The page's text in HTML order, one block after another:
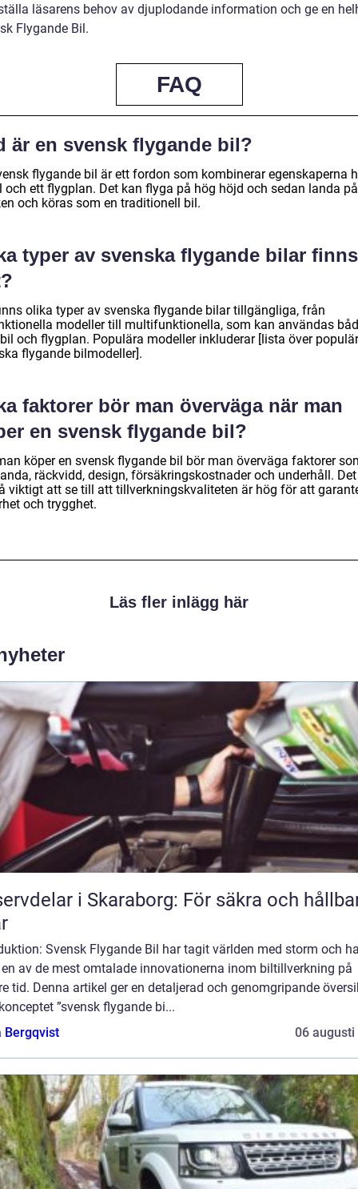
läsarens behov av djuplodande information och ge en
Flygande Bil.
FAQ
är en svensk flygande bil?
flygande bil är ett fordon som kombinerar egenskaperna
och ett flygplan. Det kan flyga på hög höjd och sedan landa på
och köras som en traditionell bil.
typer av svenska flygande bilar finns
olika typer av svenska flygande bilar tillgängliga, från
modeller till multifunktionella, som kan användas
och flygplan. Populära modeller inkluderar [lista över
flygande bilmodeller].
faktorer bör man överväga när man
en svensk flygande bil?
köper en svensk flygande bil bör man överväga faktorer
räckvidd, design, försäkringskostnader och underhåll.
viktigt att se till att tillverkningskvaliteten är hög för att
och trygghet.
Läs fler inlägg här
i Skaraborg: För säkra och
Svensk Flygande Bil har tagit världen med storm och
av de mest omtalade innovationerna inom biltillverkning på
tid. Denna artikel ger en detaljerad och genomgripande
”svensk flygande bi...
Bergqvist
06 augusti